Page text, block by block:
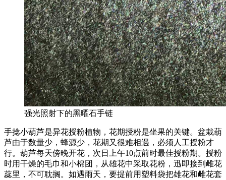
强光照射下的黑曜石手链
手捻小葫芦是异花授粉植物，花期授粉是坐果的关键。盆栽葫
芦由于数量少，蜂源少，花期又很难相遇，必须人工授粉才
行。葫芦每天傍晚开花，次日上午10点前时最佳授粉期。授粉
时用干燥的毛巾和小棉团，从雄花中采取花粉，迅即接到雌花
蕊里，不可耽搁。如遇雨天，要提前用塑料袋把雄花和雌花套